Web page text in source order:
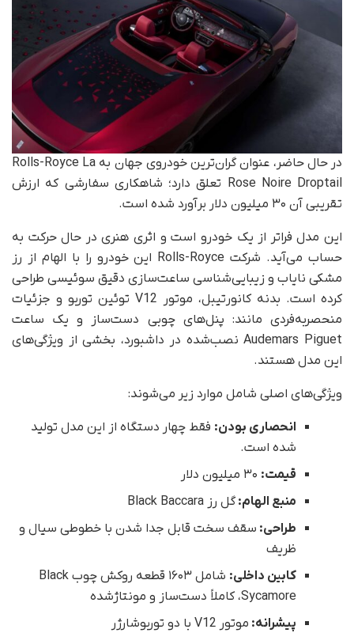
در حال حاضر، عنوان گران‌ترین خودروی جهان به Rolls-Royce La
Rose Noire Droptail تعلق دارد؛ شاهکاری سفارشی که ارزش
تقریبی آن ۳۰ میلیون دلار برآورد شده است.
این مدل فراتر از یک خودرو است و اثری هنری در حال حرکت به
حساب می‌آید. شرکت Rolls-Royce این خودرو را با الهام از رز
مشکی نایاب و زیبایی‌شناسی ساعت‌سازی دقیق سوئیسی طراحی
کرده است. بدنه‌ کانورتیبل، موتور V12 توئین توربو و جزئیات
منحصربه‌فردی مانند: پنل‌های چوبی دست‌ساز و یک ساعت
Audemars Piguet نصب‌شده در داشبورد، بخشی از ویژگی‌های
این مدل هستند.
ویژگی‌های اصلی شامل موارد زیر می‌شوند:
انحصاری بودن: فقط چهار دستگاه از این مدل تولید
شده است.
قیمت:
منبع الهام:گل رز Black Baccara
طراحی: سقف سخت قابل جدا شدن با خطوطی سیال و
ظریف
کابین داخلی:
شامل ۱۶۰۳ قطعه روکش چوب Black
Sycamore، کاملاً دست‌ساز و مونتاژشده
پیشرانه: موتور V12 با دو توربوشارژر